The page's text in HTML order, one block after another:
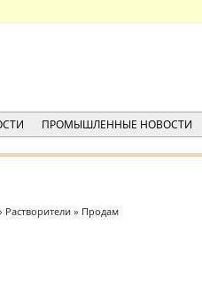
ПРОМЫШЛЕННЫЕ НОВОСТИ
Растворители » Продам